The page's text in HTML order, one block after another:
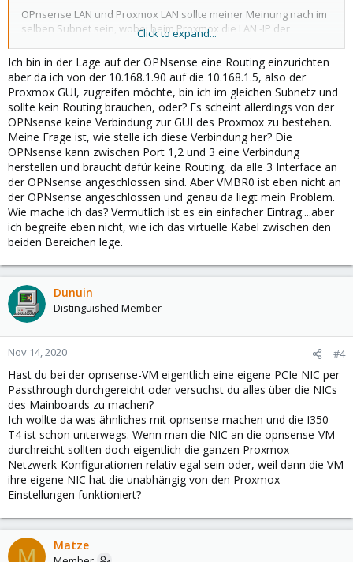
OPnsense LAN und Proxmox LAN sollte meiner Meinung nach im
selben Subnet sein, wobei beim Proxmox die LAN -IP der
OPnsense als Gateeay eingetragen werden könnte.
Ich will nicht unhöflich sein, aber mir scheint ein eine kleine
Netzwerk-Schulung angebracht.
Click to expand...
Ich bin in der Lage auf der OPNsense eine Routing einzurichten
aber da ich von der 10.168.1.90 auf die 10.168.1.5, also der
Proxmox GUI, zugreifen möchte, bin ich im gleichen Subnetz und
sollte kein Routing brauchen, oder? Es scheint allerdings von der
OPNsense keine Verbindung zur GUI des Proxmox zu bestehen.
Meine Frage ist, wie stelle ich diese Verbindung her? Die
OPNsense kann zwischen Port 1,2 und 3 eine Verbindung
herstellen und braucht dafür keine Routing, da alle 3 Interface an
der OPNsense angeschlossen sind. Aber VMBR0 ist eben nicht an
der OPNsense angeschlossen und genau da liegt mein Problem.
Wie mache ich das? Vermutlich ist es ein einfacher Eintrag....aber
ich begreife eben nicht, wie ich das virtuelle Kabel zwischen den
beiden Bereichen lege.
Dunuin
Distinguished Member
Nov 14, 2020 #4
Hast du bei der opnsense-VM eigentlich eine eigene PCIe NIC per
Passthrough durchgereicht oder versuchst du alles über die NICs
des Mainboards zu machen?
Ich wollte da was ähnliches mit opnsense machen und die I350-
T4 ist schon unterwegs. Wenn man die NIC an die opnsense-VM
durchreicht sollten doch eigentlich die ganzen Proxmox-
Netzwerk-Konfigurationen relativ egal sein oder, weil dann die VM
ihre eigene NIC hat die unabhängig von den Proxmox-
Einstellungen funktioniert?
M Matze